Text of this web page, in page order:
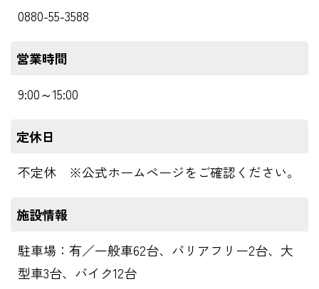
0880-55-3588
営業時間
9:00～15:00
定休日
不定休 ※公式ホームページをご確認ください。
施設情報
駐車場：有／一般車62台、バリアフリー2台、大
型車3台、バイク12台